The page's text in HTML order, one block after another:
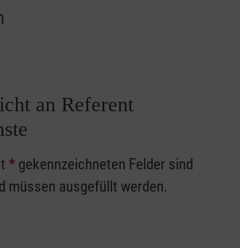
an Referent
* gekennzeichneten Felder sind
müssen ausgefüllt werden.